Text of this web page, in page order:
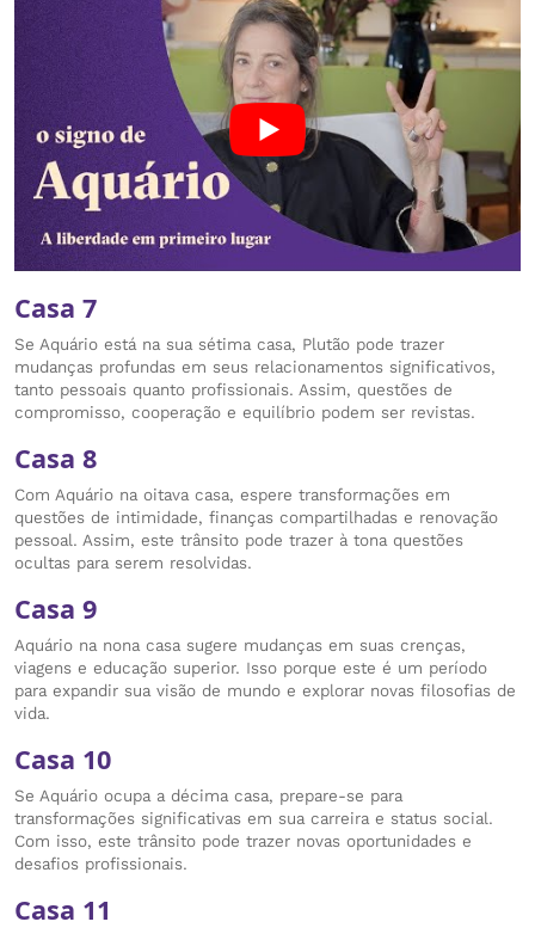
Casa 7
Se Aquário está na sua sétima casa, Plutão pode trazer
mudanças profundas em seus relacionamentos significativos,
tanto pessoais quanto profissionais. Assim, questões de
compromisso, cooperação e equilíbrio podem ser revistas.
Casa 8
Com Aquário na oitava casa, espere transformações em
questões de intimidade, finanças compartilhadas e renovação
pessoal. Assim, este trânsito pode trazer à tona questões
ocultas para serem resolvidas.
Casa 9
Aquário na nona casa sugere mudanças em suas crenças,
viagens e educação superior. Isso porque este é um período
para expandir sua visão de mundo e explorar novas filosofias de
vida.
Casa 10
Se Aquário ocupa a décima casa, prepare-se para
transformações significativas em sua carreira e status social.
Com isso, este trânsito pode trazer novas oportunidades e
desafios profissionais.
Casa 11